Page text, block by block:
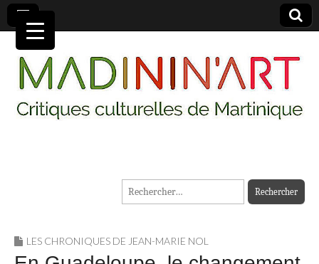
MADININ'ART
Rechercher :
LES CHRONIQUES DE JEAN-MARIE NOL